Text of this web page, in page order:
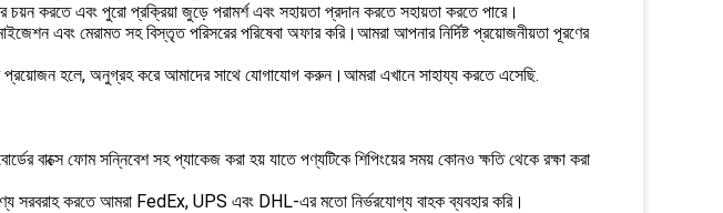
করতে এবং পুরো প্রক্রিয়া জুড়ে পরামর্শ এবং সহায়তা প্রদান করতে সহায়তা করতে পারে।
এবং মেরামত সহ বিস্তৃত পরিসরের পরিষেবা অফার করি।আমরা আপনার নির্দিষ্ট প্রয়োজনীয়তা পূরণের
প্রয়োজন হলে, অনুগ্রহ করে আমাদের সাথে যোগাযোগ করুন।আমরা এখানে সাহায্য করতে এসেছি.
বাক্সে ফোম সন্নিবেশ সহ প্যাকেজ করা হয় যাতে পণ্যটিকে শিপিংয়ের সময় কোনও ক্ষতি থেকে রক্ষা করা
সরবরাহ করতে আমরা FedEx, UPS এবং DHL-এর মতো নির্ভরযোগ্য বাহক ব্যবহার করি।